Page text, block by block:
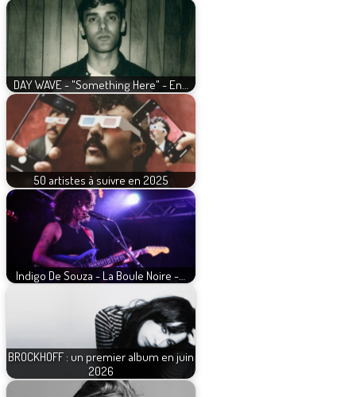
DAY WAVE - "Something Here" - En…
50 artistes à suivre en 2025
Indigo De Souza - La Boule Noire -…
BROCKHOFF : un premier album en juin
2026